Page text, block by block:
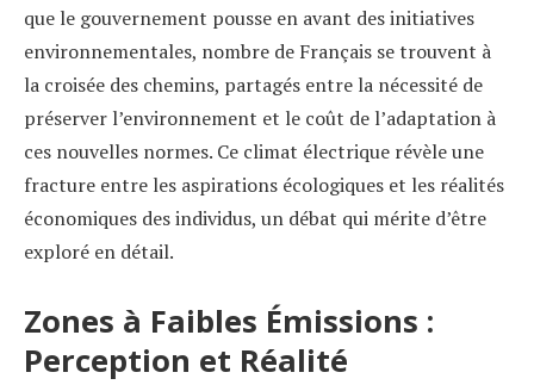
que le gouvernement pousse en avant des initiatives
environnementales, nombre de Français se trouvent à
la croisée des chemins, partagés entre la nécessité de
préserver l’environnement et le coût de l’adaptation à
ces nouvelles normes. Ce climat électrique révèle une
fracture entre les aspirations écologiques et les réalités
économiques des individus, un débat qui mérite d’être
exploré en détail.
Zones à Faibles Émissions :
Perception et Réalité